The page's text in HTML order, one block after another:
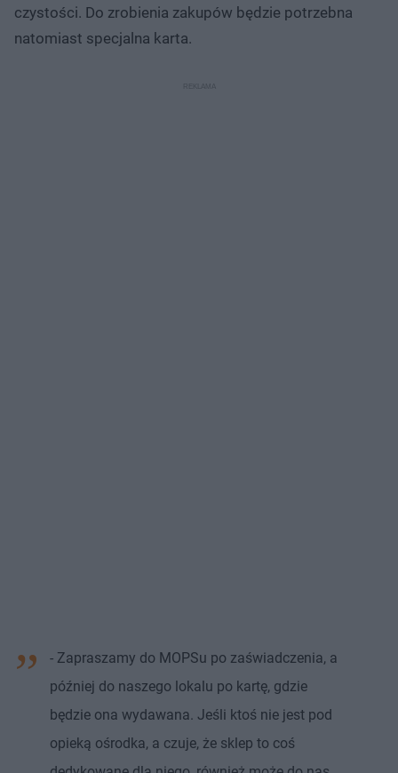
czystości. Do zrobienia zakupów będzie potrzebna
natomiast specjalna karta.
- Zapraszamy do MOPSu po zaświadczenia, a
później do naszego lokalu po kartę, gdzie
będzie ona wydawana. Jeśli ktoś nie jest pod
opieką ośrodka, a czuje, że sklep to coś